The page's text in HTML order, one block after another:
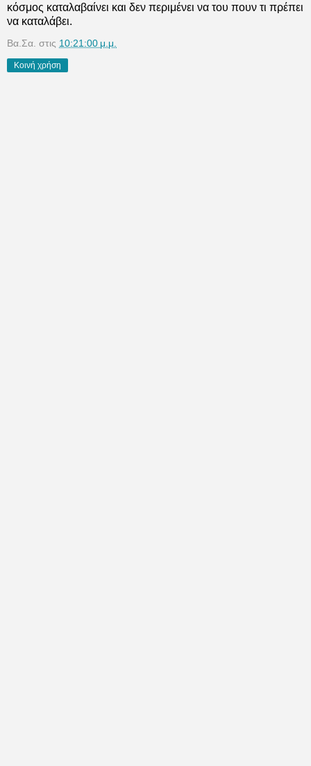
κόσμος καταλαβαίνει και δεν περιμένει να του πουν τι πρέπει
να καταλάβει.
Βα.Σα. στις 10:21:00 μ.μ.
Κοινή χρήση